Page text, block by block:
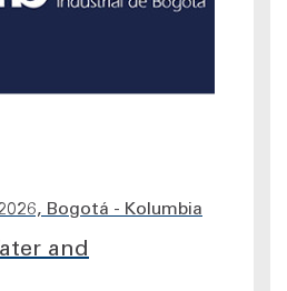
Bogotá - Kolumbia
and